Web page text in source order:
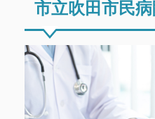
市立吹田市民